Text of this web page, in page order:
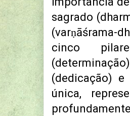
sagrado
(varṇāśrama-
cinco
(dedicação) e
única,